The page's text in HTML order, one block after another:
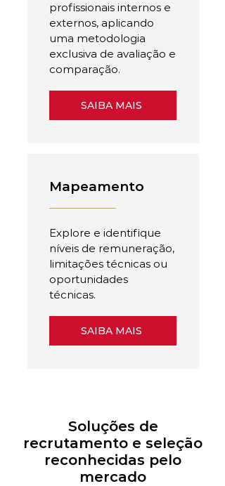
profissionais internos e
externos, aplicando
uma metodologia
exclusiva de avaliação e
comparação.
SAIBA MAIS
Mapeamento
Explore e identifique
níveis de remuneração,
limitações técnicas ou
oportunidades
técnicas.
SAIBA MAIS
Soluções de
recrutamento e seleção
reconhecidas pelo
mercado